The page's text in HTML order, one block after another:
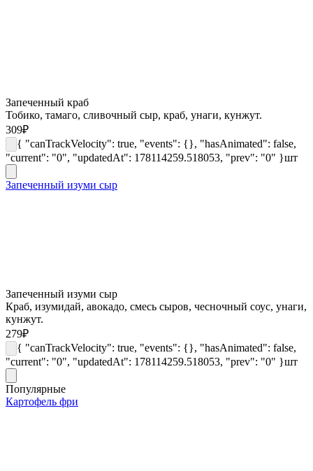
Запеченный краб
Тобико, тамаго, сливочный сыр, краб, унаги, кунжут.
309₽
{ "canTrackVelocity": true, "events": {}, "hasAnimated": false,
"current": "0", "updatedAt": 178114259.518053, "prev": "0" }шт
Запеченный изуми сыр
Запеченный изуми сыр
Краб, изумидай, авокадо, смесь сыров, чесночный соус, унаги,
кунжут.
279₽
{ "canTrackVelocity": true, "events": {}, "hasAnimated": false,
"current": "0", "updatedAt": 178114259.518053, "prev": "0" }шт
Популярные
Картофель фри